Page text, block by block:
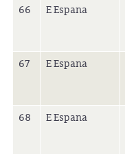
66 E Espana
67 E Espana
68 E Espana